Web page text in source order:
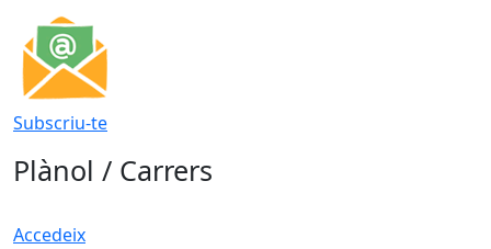
Subscriu-te
Plànol / Carrers
Accedeix